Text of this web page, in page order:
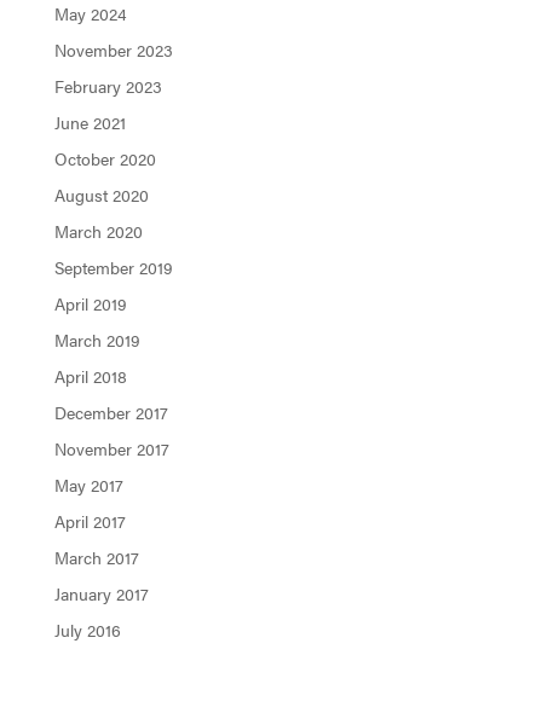
May 2024
November 2023
February 2023
June 2021
October 2020
August 2020
March 2020
September 2019
April 2019
March 2019
April 2018
December 2017
November 2017
May 2017
April 2017
March 2017
January 2017
July 2016